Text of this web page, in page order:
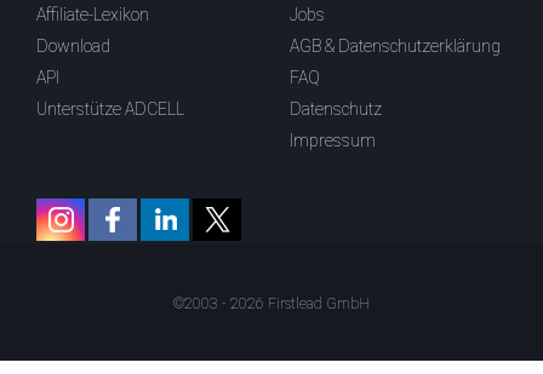
Affiliate-Lexikon
Download
API
Unterstütze ADCELL
Jobs
AGB & Datenschutzerklärung
FAQ
Datenschutz
Impressum
©2003 - 2026 Firstlead GmbH